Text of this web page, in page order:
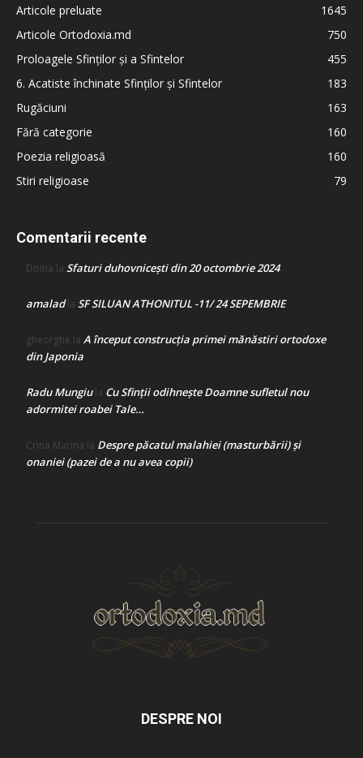
Articole preluate
1645
Articole Ortodoxia.md
750
Proloagele Sfinților și a Sfintelor
455
6. Acatiste închinate Sfinților și Sfintelor
183
Rugăciuni
163
Fără categorie
160
Poezia religioasă
160
Stiri religioase
79
Comentarii recente
Doina la Sfaturi duhovnicești din 20 octombrie 2024
amaladla SF SILUAN ATHONITUL -11/ 24 SEPEMBRIE
gheorghe la A început construcţia primei mănăstiri ortodoxe
din Japonia
Radu Mungiula Cu Sfinții odihnește Doamne sufletul nou
adormitei roabei Tale…
Crina Marina la Despre păcatul malahiei (masturbării) şi
onaniei (pazei de a nu avea copii)
DESPRE NOI